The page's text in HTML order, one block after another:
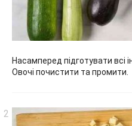
Насамперед підготувати всі
Овочі почистити та промити.